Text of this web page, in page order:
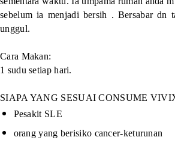
sebelum ia menjadi bersih . Bersabar dn
unggul.
Cara Makan:
1 sudu setiap hari.
SIAPA YANG SESUAI CONSUME
Pesakit SLE
orang yang berisiko cancer-keturunan